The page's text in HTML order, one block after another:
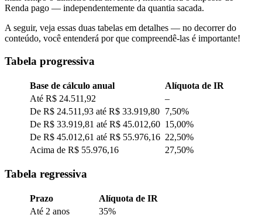
Renda pago — independentemente da quantia sacada.
A seguir, veja essas duas tabelas em detalhes — no decorrer do
conteúdo, você entenderá por que compreendê-las é importante!
Tabela progressiva
Base de cálculo anual
Alíquota de IR
Até R$ 24.511,92
–
De R$ 24.511,93 até R$ 33.919,80 7,50%
De R$ 33.919,81 até R$ 45.012,60 15,00%
De R$ 45.012,61 até R$ 55.976,16 22,50%
Acima de R$ 55.976,16
27,50%
Tabela regressiva
Prazo
Alíquota de IR
Até 2 anos
35%